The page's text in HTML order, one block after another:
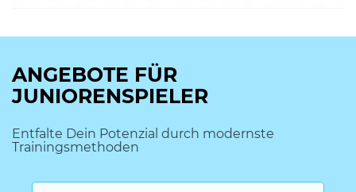
ANGEBOTE FÜR
JUNIORENSPIELER
Entfalte Dein Potenzial durch modernste
Trainingsmethoden